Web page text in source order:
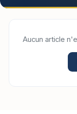
Aucun article